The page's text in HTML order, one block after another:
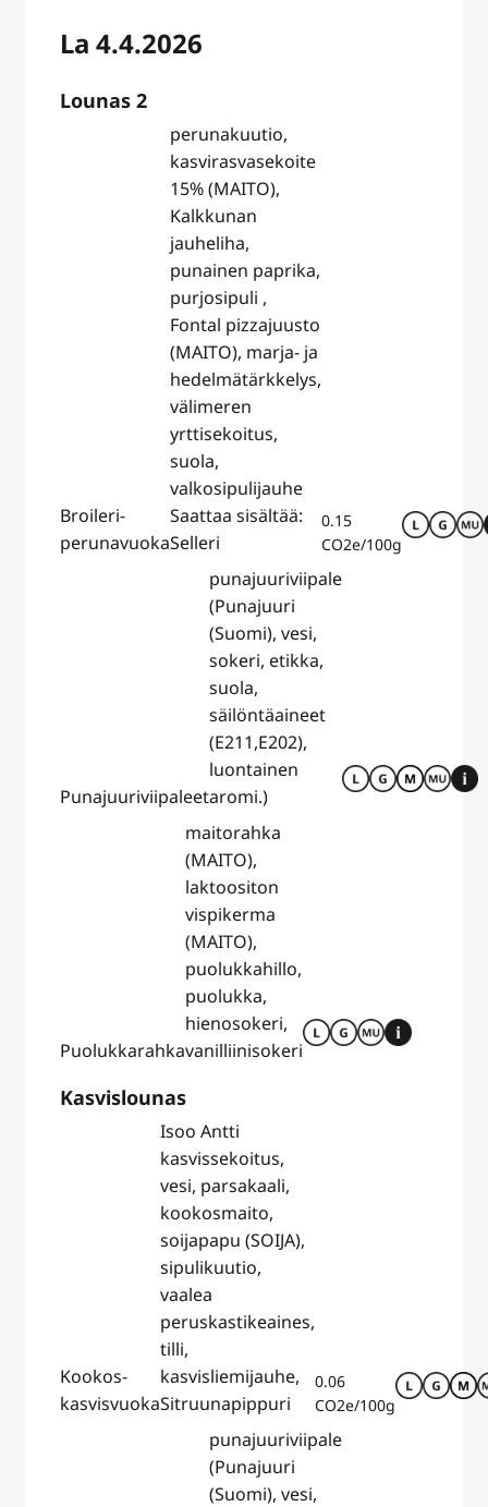
La 4.4.2026
Lounas 2
Broileri-
perunavuoka
perunakuutio,
kasvirasvasekoite
15% (MAITO),
Kalkkunan
jauheliha,
punainen paprika,
purjosipuli ,
Fontal pizzajuusto
(MAITO), marja- ja
hedelmätärkkelys,
välimeren
yrttisekoitus,
suola,
valkosipulijauhe
Saattaa sisältää:
Selleri
0.15
CO2e/100g
Punajuuriviipaleet
punajuuriviipale
(Punajuuri
(Suomi), vesi,
sokeri, etikka,
suola,
säilöntäaineet
(E211,E202),
luontainen
aromi.)
Puolukkarahka
maitorahka
(MAITO),
laktoositon
vispikerma
(MAITO),
puolukkahillo,
puolukka,
hienosokeri,
vanilliinisokeri
Kasvislounas
Kookos-
kasvisvuoka
Isoo Antti
kasvissekoitus,
vesi, parsakaali,
kookosmaito,
soijapapu (SOIJA),
sipulikuutio,
vaalea
peruskastikeaines,
tilli,
kasvisliemijauhe,
Sitruunapippuri
0.06
CO2e/100g
punajuuriviipale
(Punajuuri
(Suomi), vesi,